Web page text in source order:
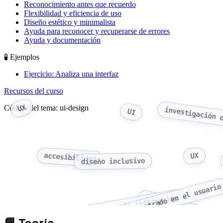
Reconocimiento antes que recuerdo
Flexibilidad y eficiencia de uso
Diseño estético y minimalista
Ayuda para reconocer y recuperarse de errores
Ayuda y documentación
🧪 Ejemplos
Ejercicio: Analiza una interfaz
Recursos del curso
Código del tema: ui-design
UX UI investigación
accesibilidaddiseño inclusivo
UX
arquitectura de información
diseño centrado en el usuario
accesibilidad